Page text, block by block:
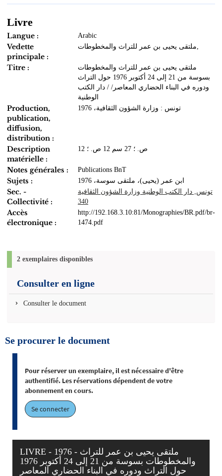
Livre
Langue : Arabic
Vedette
principale :
ملتقى يحيى بن عمر للتراث والمخطوطات,
Titre :
ملتقى يحيى بن عمر للتراث والمخطوطات
بسوسة من 21 إلى 24 أكتوبر 1976 حول التراث
ودوره في البناء الحضاري المعاصر/ / دار الكتب
الوطنية
Production,
publication,
diffusion,
distribution :
تونس : وزارة الشؤون الثقافية، 1976
Description
matérielle :
12 ص. ؛ 27 سم 12 ص. ؛
Notes générales : Publications BnT
Sujets : ابن عمر (يحيى)، ملتقى سوسة، 1976
Sec. -
Collectivité :
تونس, دار الكتب الوطنية وزارة الشؤون الثقافية
340
Accès
électronique :
http://192.168.3.10:81/Monographies/BR.pdf/br-
1474.pdf
2 exemplaires disponibles
Consulter en ligne
Consulter le document
Se procurer le document
Pour réserver un exemplaire, il est nécessaire d'être
authentifié. Les réservations dépendent de votre
abonnement en cours.
Se connecter
LIVRE - 1976 - ملتقى يحيى بن عمر للتراث
والمخطوطات بسوسة من 21 إلى 24 أكتوبر 1976
حول التراث ودوره في البناء الحضاري المعاصر